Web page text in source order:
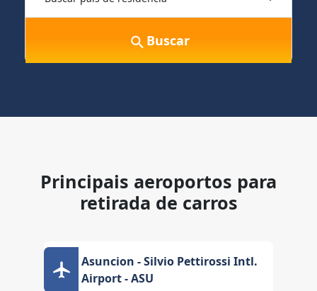
Buscar
Principais aeroportos para
retirada de carros
Asuncion - Silvio Pettirossi Intl.
Airport - ASU